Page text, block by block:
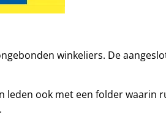
winkeliers. De
leden ook met een folder waarin